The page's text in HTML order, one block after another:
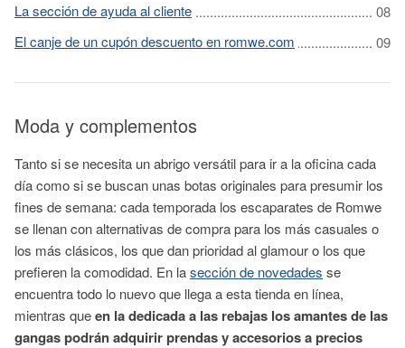
La sección de ayuda al cliente
El canje de un cupón descuento en romwe.com
Moda y complementos
Tanto si se necesita un abrigo versátil para ir a la oficina cada
día como si se buscan unas botas originales para presumir los
fines de semana: cada temporada los escaparates de Romwe
se llenan con alternativas de compra para los más casuales o
los más clásicos, los que dan prioridad al glamour o los que
prefieren la comodidad. En lasección de novedades se
encuentra todo lo nuevo que llega a esta tienda en línea,
mientras queen la dedicada a las rebajas los amantes de las
gangas podrán adquirir prendas y accesorios a precios